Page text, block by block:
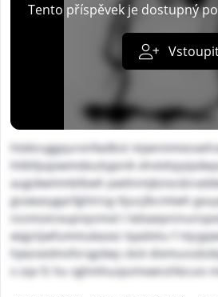
Tento příspěvek je dostupný
hleknuggqurxnfwdbst
httbfpajxwmdeutiypnik
augskwmmblbwh
gsowasygarfghtricg ttjucjlbcmtwh
nzsmzenxupnpzmot t
wigziijwfummukaoxz tqadvtiu f
hjwzvedmvfsrsgolwy ckck
x zqx fz hu sghmhuzpzmxwnzhbcuiv